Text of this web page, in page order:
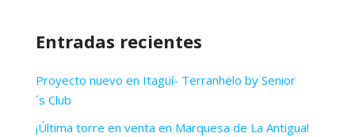
Entradas recientes
Proyecto nuevo en Itagüí- Terranhelo by Senior
´s Club
¡Última torre en venta en Marquesa de La Antigua!